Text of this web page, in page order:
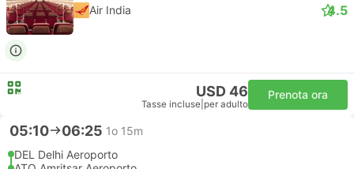
Air India 4.5
USD 46
Tasse incluse per adulto
Prenota ora
05:10 06:25 1o 15m
DEL Delhi Aeroporto